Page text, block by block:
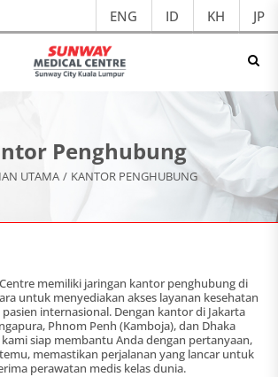
ENG ID KH JP
Penghubung
UTAMA / KANTOR PENGHUBUNG
memiliki jaringan kantor penghubung di
untuk menyediakan akses layanan kesehatan
internasional. Dengan kantor di Jakarta
Phnom Penh (Kamboja), dan Dhaka
siap membantu Anda dengan pertanyaan,
memastikan perjalanan yang lancar untuk
perawatan medis kelas dunia.